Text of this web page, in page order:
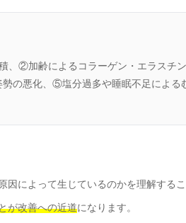
、②加齢によるコラーゲン・エラスチ
の悪化、⑤塩分過多や睡眠不足による
によって生じているのかを理解するこ
が改善への近道になります。